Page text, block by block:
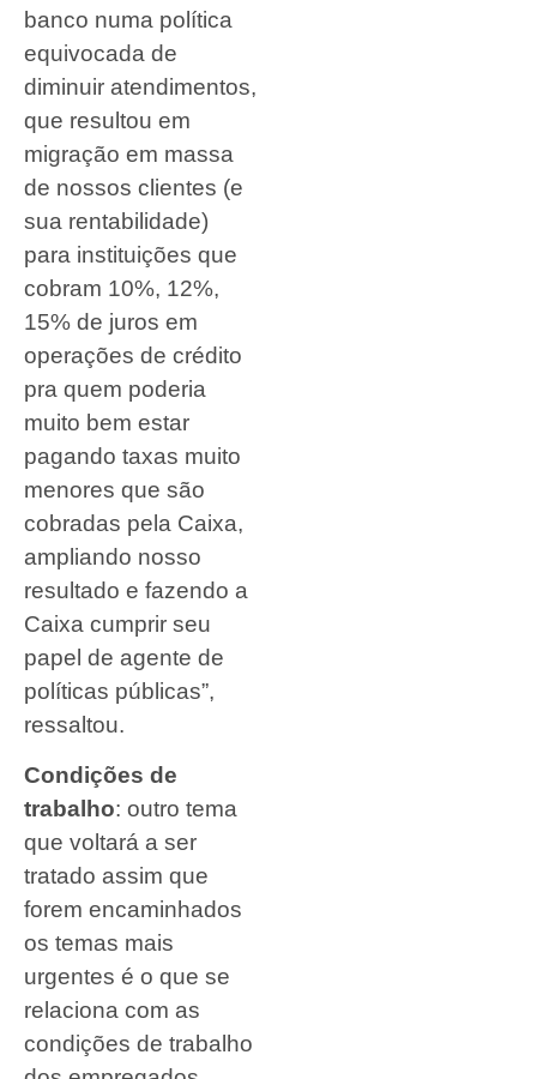
banco numa política
equivocada de
diminuir atendimentos,
que resultou em
migração em massa
de nossos clientes (e
sua rentabilidade)
para instituições que
cobram 10%, 12%,
15% de juros em
operações de crédito
pra quem poderia
muito bem estar
pagando taxas muito
menores que são
cobradas pela Caixa,
ampliando nosso
resultado e fazendo a
Caixa cumprir seu
papel de agente de
políticas públicas”,
ressaltou.
Condições de
trabalho: outro tema
que voltará a ser
tratado assim que
forem encaminhados
os temas mais
urgentes é o que se
relaciona com as
condições de trabalho